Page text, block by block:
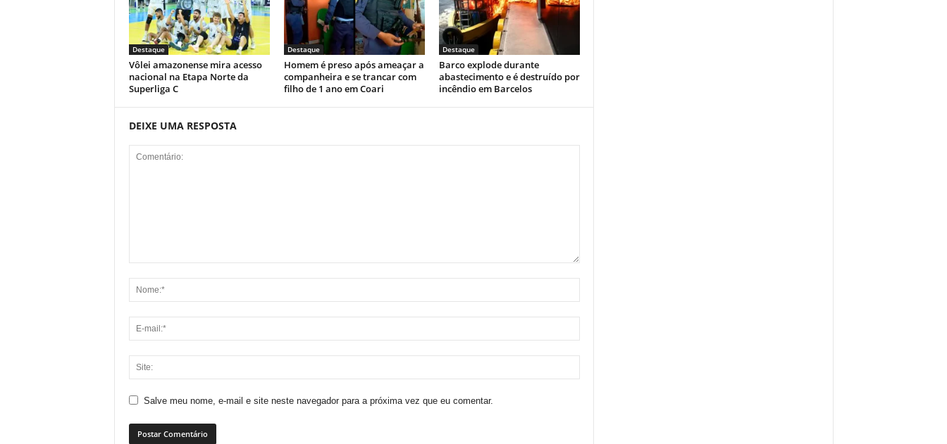
Destaque
Vôlei amazonense mira acesso
nacional na Etapa Norte da
Superliga C
Destaque
Homem é preso após ameaçar a
companheira e se trancar com
filho de 1 ano em Coari
Destaque
Barco explode durante
abastecimento e é destruído por
incêndio em Barcelos
DEIXE UMA RESPOSTA
Salve meu nome, e-mail e site neste navegador para a próxima vez que eu comentar.